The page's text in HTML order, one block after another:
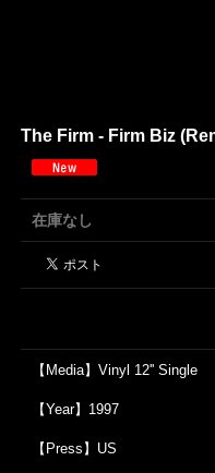
The Firm - Firm Biz
在庫なし
【Media】Vinyl 12'' Single
【Year】1997
【Press】US